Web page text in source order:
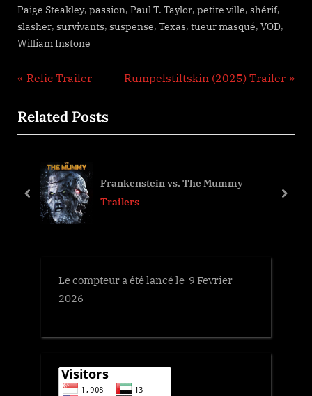
Paige Steakley, passion, Paul T. Taylor, petite ville, shérif,
slasher, survivants, suspense, Texas, tueur masqué, VOD,
William Instone
Navigation
de
l’article
P
e
v
u
Relic Trailer
N
t
Rumpelstiltskin (2025) Trailer
Related Posts
Frankenstein vs. The Mummy
Trailers
prev next
Le compteur a été lancé le 9 Fevrier
2026